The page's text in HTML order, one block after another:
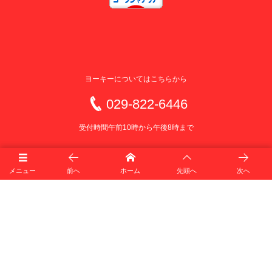
メニュー 前へ ホーム 先頭へ 次へ
ヨーキーについてはこちらから
029-822-6446
受付時間午前10時から午後8時まで